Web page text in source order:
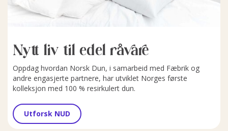
Nytt liv til edel råvare
Oppdag hvordan Norsk Dun, i samarbeid med Fæbrik og
andre engasjerte partnere, har utviklet Norges første
kolleksjon med 100 % resirkulert dun.
Utforsk NUD